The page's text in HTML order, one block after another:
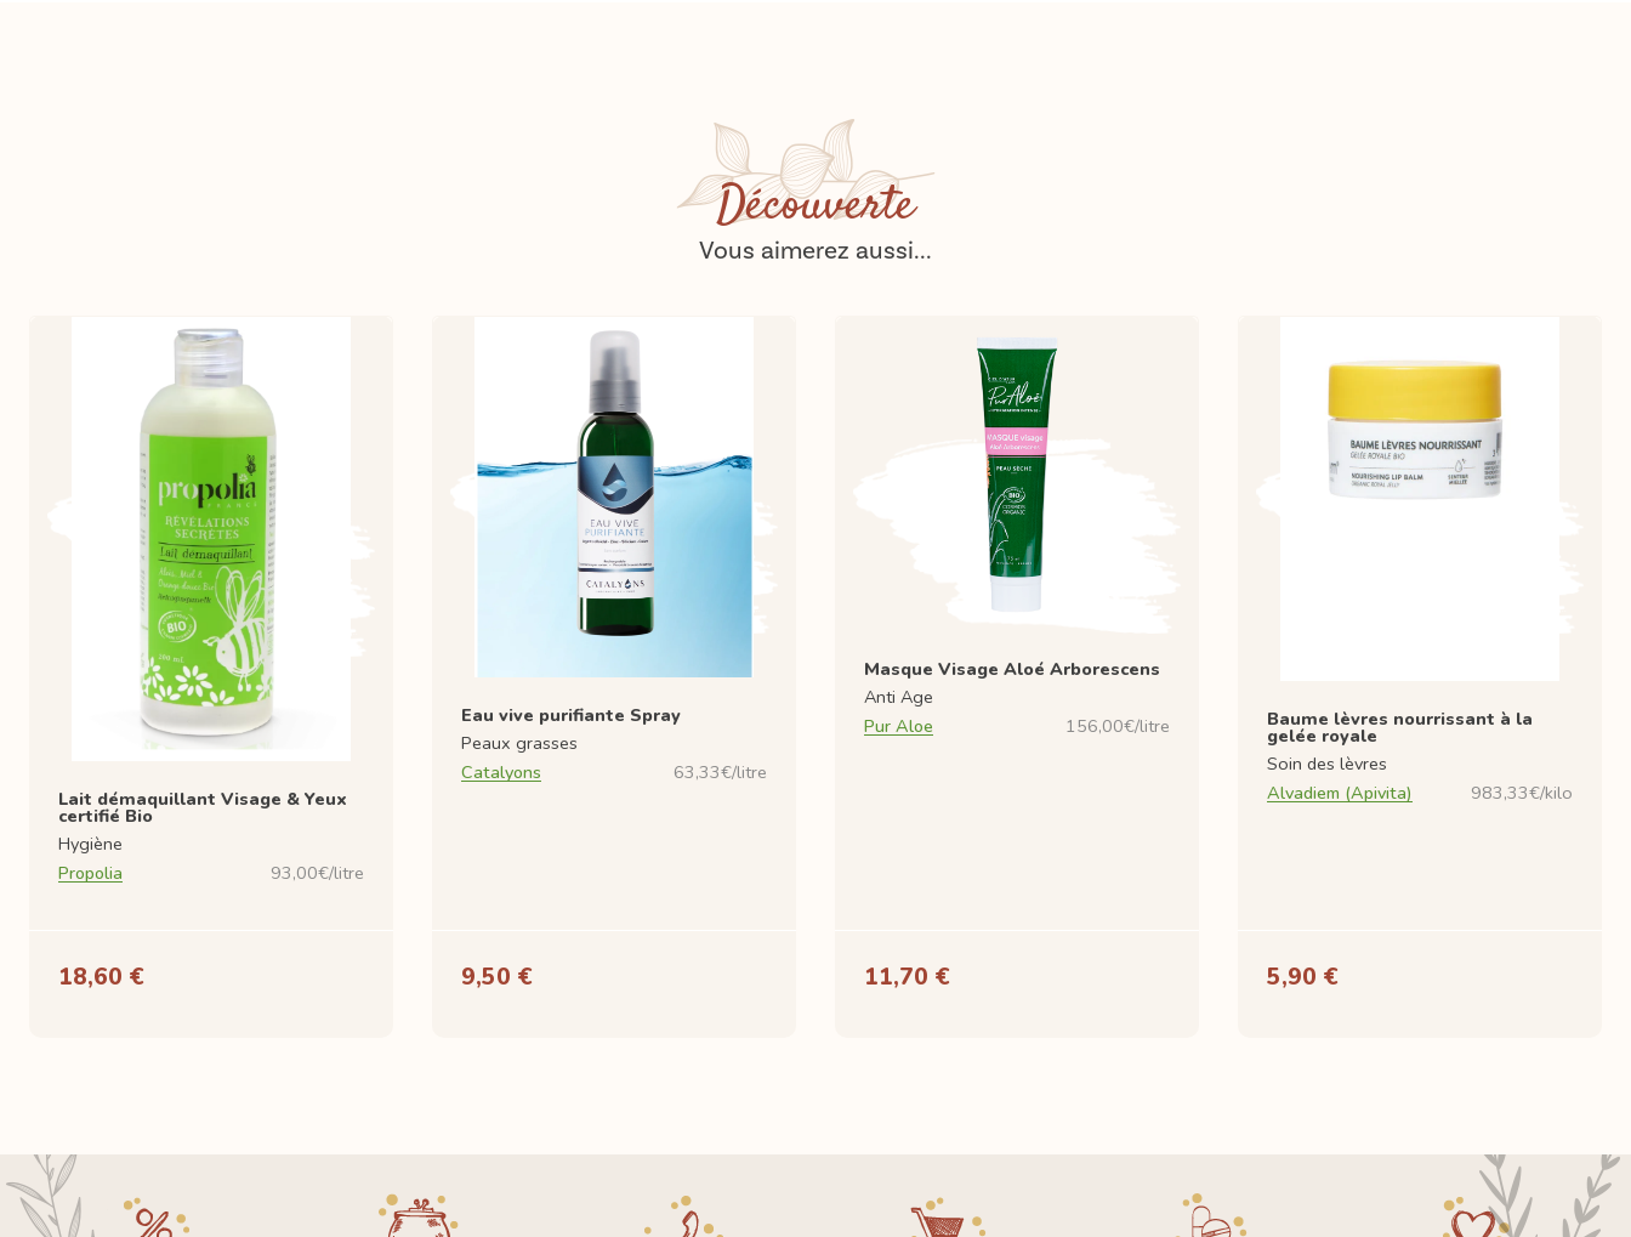
Découverte
Vous aimerez aussi...
Lait démaquillant Visage & Yeux
certifié Bio
Hygiène
Propolia
93,00€/litre
18,60 €
Eau vive purifiante Spray
Peaux grasses
Catalyons
63,33€/litre
9,50 €
Masque Visage Aloé Arborescens
Anti Age
Pur Aloe
156,00€/litre
11,70 €
Baume lèvres nourrissant à la
gelée royale
Soin des lèvres
Alvadiem (Apivita)
983,33€/kilo
5,90 €